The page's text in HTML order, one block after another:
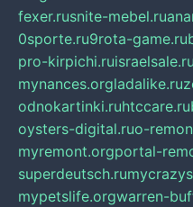
fexer.rusnite-mebel.ru
0sporte.ru9rota-game.ru
pro-kirpichi.ruisraelsale.ru
mynances.orgladalike.ru
odnokartinki.ruhtccare.ru
oysters-digital.ruo-
myremont.orgportal-
superdeutsch.ru
mypetslife.orgwarren-